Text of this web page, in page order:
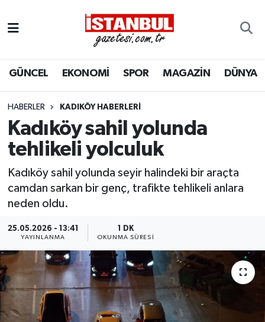
GÜNCEL EKONOMİ SPOR MAGAZİN DÜNYA
HABERLER KADIKÖY HABERLERI
Kadıköy sahil yolunda
tehlikeli yolculuk
Kadıköy sahil yolunda seyir halindeki bir araçta
camdan sarkan bir genç, trafikte tehlikeli anlara
neden oldu.
25.05.2026 - 13:41
YAYINLANMA
1 DK
OKUNMA SÜRESI
EKONOMİ
İSTANBUL
DÜNYA
KÜLTÜR SANAT
SAĞLIK
BİLİM VE TEKNOLOJİ
OTOMOBİL
Nöbetçi Eczaneler
Hava Durumu
Trafik Durumu
Süper Lig Puan Durumu ve Fikstür
Son Dakika Haberleri
Haber Arşivi